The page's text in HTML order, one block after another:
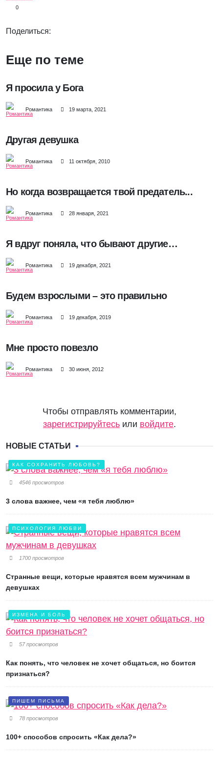
0
Поделиться:
Еще по теме
Я просила у Бога
Романтика 19 марта, 2021
Другая девушка
Романтика 11 октября, 2010
Но когда возвращается твой предатель...
Романтика 28 января, 2021
Я вдруг поняла, что бывают другие…
Романтика 19 декабря, 2021
Будем взрослыми – это правильно
Романтика 19 декабря, 2019
Мне просто повезло
Романтика 30 июня, 2012
Чтобы отправлять комментарии,
зарегистрируйтесь или войдите.
НОВЫЕ СТАТЬИ
КАК СОХРАНИТЬ ЛЮБОВЬ?
4546 просмотров
3 слова важнее, чем «я тебя люблю»
ПСИХОЛОГИЯ ЛЮБВИ
1700 просмотров
Странные вещи, которые нравятся всем мужчинам в
девушках
ИЗМЕНА И БОЛЬ
57 просмотров
Как понять, что человек не хочет общаться, но боится
признаться?
ПИШЕМ ПИСЬМА
78 просмотров
100+ способов спросить «Как дела?»